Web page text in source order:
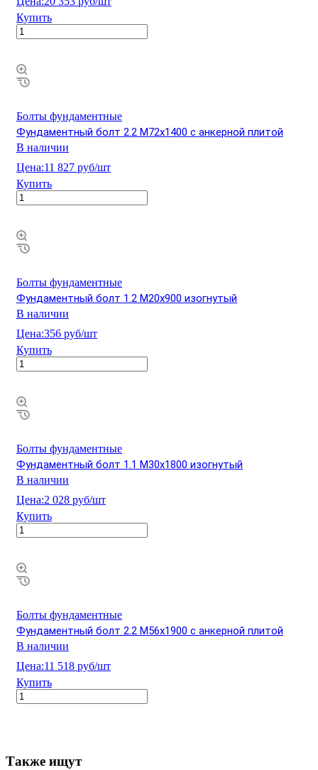
Купить
Болты фундаментные
Фундаментный болт 2.2 М72х1400 с анкерной плитой
В наличии
Цена:11 827 руб/шт
Купить
Болты фундаментные
Фундаментный болт 1.2 М20х900 изогнутый
В наличии
Цена:356 руб/шт
Купить
Болты фундаментные
Фундаментный болт 1.1 М30х1800 изогнутый
В наличии
Цена:2 028 руб/шт
Купить
Болты фундаментные
Фундаментный болт 2.2 М56х1900 с анкерной плитой
В наличии
Цена:11 518 руб/шт
Купить
Также ищут